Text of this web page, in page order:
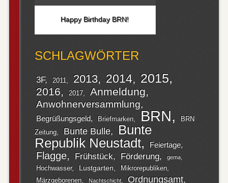
Happy Birthday BRN!
SCHLAGWÖRTER
3F 2011 2013 2014 2015
2016 2017 Anmeldung
Anwohnerversammlung
Begrüßungsgeld Briefmarken BRN
BRN
Zeitung
Bunte Bulle
Bunte
Republik Neustadt
Feiertage
Flagge Frühstück Förderung gema
Hochwasser Lustgarten
Mikrorepubliken
Märzgeborenen
Nachtschicht Ordnungsamt